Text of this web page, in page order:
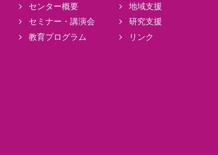
センター概要
セミナー・講演会
教育プログラム
地域支援
研究支援
リンク